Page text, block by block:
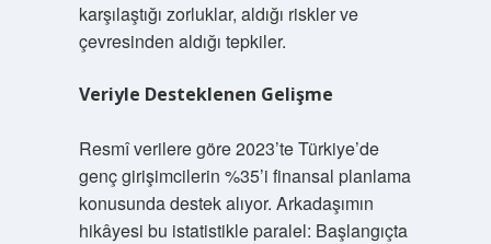
karşılaştığı zorluklar, aldığı riskler ve
çevresinden aldığı tepkiler.
Veriyle Desteklenen Gelişme
Resmî verilere göre 2023’te Türkiye’de
genç girişimcilerin %35’i finansal planlama
konusunda destek alıyor. Arkadaşımın
hikâyesi bu istatistikle paralel: Başlangıçta